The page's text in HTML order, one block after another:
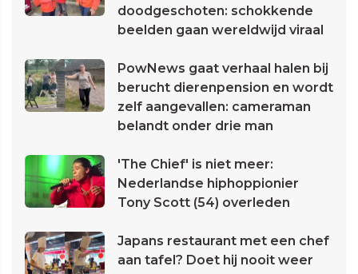
doodgeschoten: schokkende
beelden gaan wereldwijd viraal
PowNews gaat verhaal halen bij
berucht dierenpension en wordt
zelf aangevallen: cameraman
belandt onder drie man
'The Chief' is niet meer:
Nederlandse hiphoppionier
Tony Scott (54) overleden
Japans restaurant met een chef
aan tafel? Doet hij nooit weer